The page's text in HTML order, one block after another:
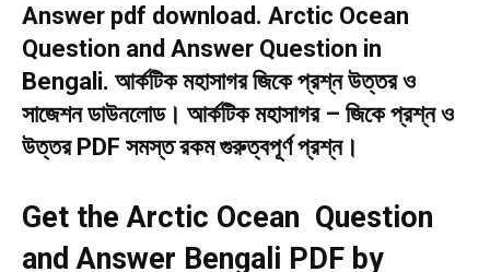
Answer pdf download. Arctic Ocean
Question and Answer Question in
Bengali. আর্কটিক মহাসাগর জিকে প্রশ্ন উত্তর ও
সাজেশন ডাউনলোড। আর্কটিক মহাসাগর – জিকে প্রশ্ন ও
উত্তর PDF সমস্ত রকম গুরুত্বপূর্ণ প্রশ্ন।
Get the Arctic Ocean Question
and Answer Bengali PDF by